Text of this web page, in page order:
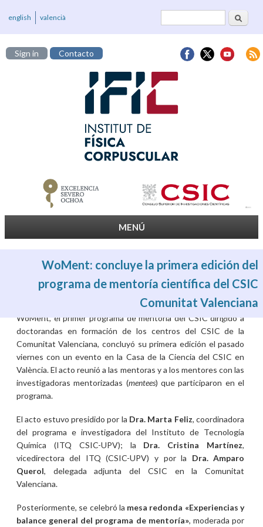
Formulario deBuscar
english valencià
Sign in Contacto
MENÚ
WoMent: concluye la primera edición del
programa de mentoría científica del CSIC
Comunitat Valenciana
WoMent, el primer programa de mentoría del CSIC dirigido a
doctorandas en formación de los centros del CSIC de la
Comunitat Valenciana, concluyó su primera edición el pasado
viernes con un evento en la Casa de la Ciencia del CSIC en
València. El acto reunió a las mentoras y a los mentores con las
investigadoras mentorizadas (mentees) que participaron en el
programa.
El acto estuvo presidido por la Dra. Marta Feliz, coordinadora
del programa e investigadora del Instituto de Tecnología
Química (ITQ CSIC-UPV); la Dra. Cristina Martínez,
vicedirectora del ITQ (CSIC-UPV) y por la Dra. Amparo
Querol, delegada adjunta del CSIC en la Comunitat
Valenciana.
Posteriormente, se celebró la mesa redonda «Experiencias y
balance general del programa de mentoría», moderada por